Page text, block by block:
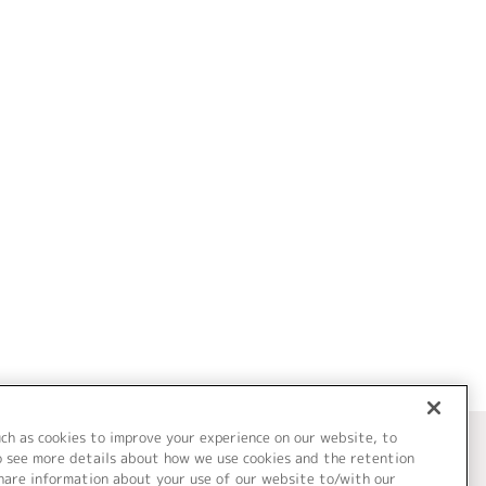
as cookies to improve your experience on our website, to
see more details about how we use cookies and the retention
information about your use of our website to/with our